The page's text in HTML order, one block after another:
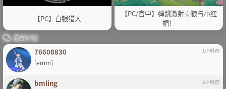
【PC】白银猎人
【PC/官中】弹跳激射☆狼与小红
帽！
最新评论
76608830 1小时前
[emm]
bmling 2小时前